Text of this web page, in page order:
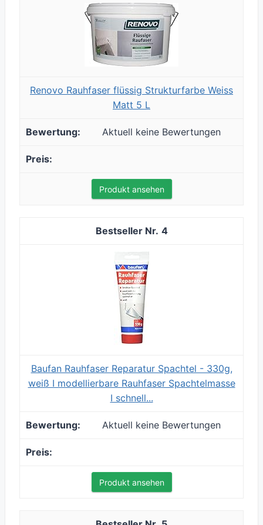
Renovo Rauhfaser flüssig Strukturfarbe Weiss
Matt 5 L
Aktuell keine Bewertungen
Produkt ansehen
4
Baufan Rauhfaser Reparatur Spachtel - 330g,
weiß I modellierbare Rauhfaser Spachtelmasse
I schnell...
Aktuell keine Bewertungen
Produkt ansehen